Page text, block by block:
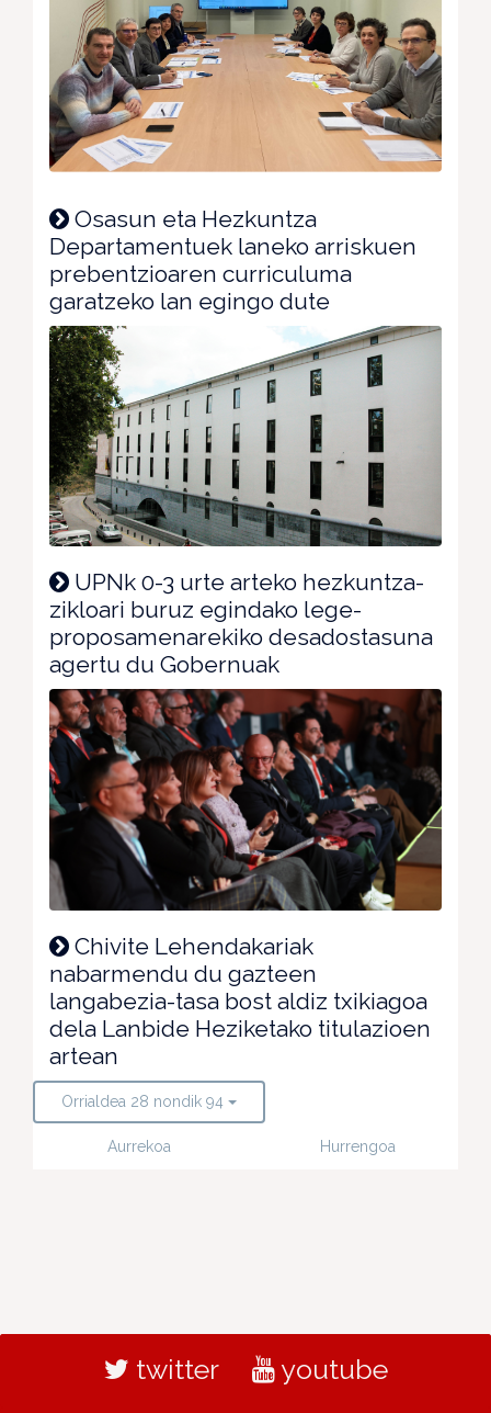
Osasun eta Hezkuntza
Departamentuek laneko arriskuen
prebentzioaren curriculuma
garatzeko lan egingo dute
UPNk 0-3 urte arteko hezkuntza-
zikloari buruz egindako lege-
proposamenarekiko desadostasuna
agertu du Gobernuak
Chivite Lehendakariak
nabarmendu du gazteen
langabezia-tasa bost aldiz txikiagoa
dela Lanbide Heziketako titulazioen
artean
Orrialdea 28 nondik 94
Aurrekoa Hurrengoa
twitter youtube